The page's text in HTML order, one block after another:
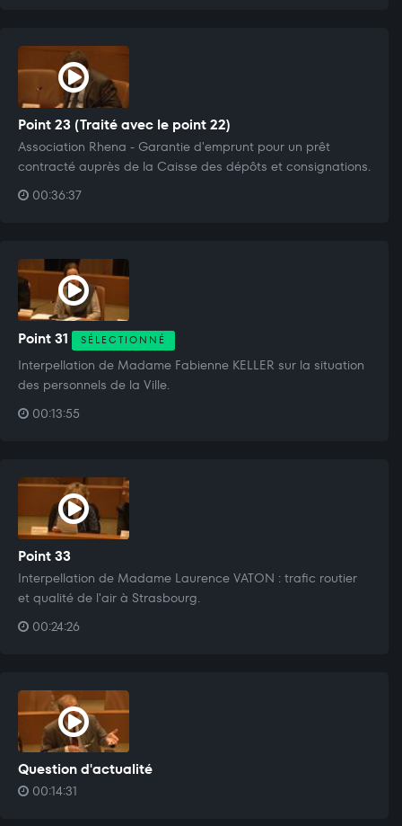
Point 23 (Traité avec le point 22)
Association Rhena - Garantie d'emprunt pour un prêt
contracté auprès de la Caisse des dépôts et consignations.
00:36:37
Point 31 SÉLECTIONNÉ
Interpellation de Madame Fabienne KELLER sur la situation
des personnels de la Ville.
00:13:55
Point 33
Interpellation de Madame Laurence VATON : trafic routier
et qualité de l'air à Strasbourg.
00:24:26
Question d'actualité
00:14:31